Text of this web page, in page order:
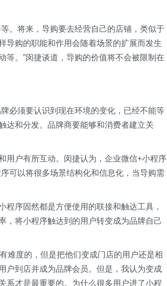
。将来，导购要去经营自己的店铺，类似于
导购的职能和作用会随着场景的扩展而发生
。”闵捷谈道，导购的价值将不会被限制在
必须要认识到现在环境的变化，已经不能等
达和分发。品牌商要能够和消费者建立关
用户有所互动。闵捷认为，企业微信+小程序
可以将很多场景结构化和信息化，当导购需
序固然都是方便使用的联接和触达工具，
，将小程序触达到的用户转变成为品牌自己
难度的，但是把他们变成门店的用户还是相
户到店并成为品牌会员。但是，我认为变成
系才是最重要的。为什么很多用户进了小程